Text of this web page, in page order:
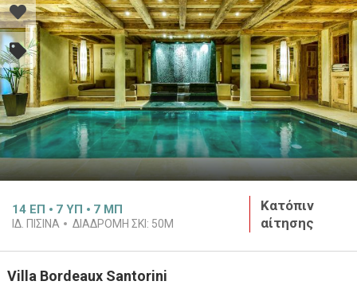
14 ΕΠ 7 ΥΠ 7 ΜΠ
ΙΔ. ΠΙΣΊΝΑ ΔΙΑΔΡΟΜΉ ΣΚΙ: 50M
Κατόπιν
αίτησης
Villa Bordeaux Santorini